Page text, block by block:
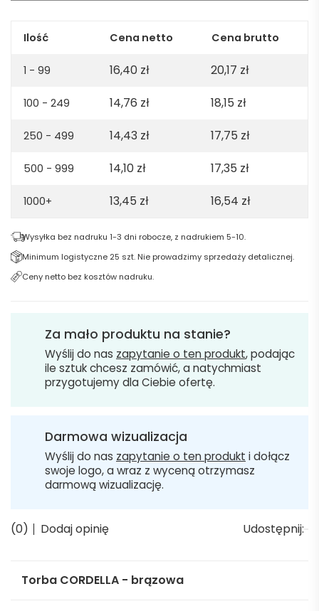
Ilość Cena netto Cena brutto
1 - 99 16,40 zł 20,17 zł
100 - 249 14,76 zł 18,15 zł
250 - 499 14,43 zł 17,75 zł
500 - 999 14,10 zł 17,35 zł
1000+ 13,45 zł 16,54 zł
Wysyłka bez nadruku 1-3 dni robocze, z nadrukiem 5-10.
Minimum logistyczne 25 szt. Nie prowadzimy sprzedaży detalicznej.
Ceny netto bez kosztów nadruku.
Za mało produktu na stanie?
Wyślij do nas zapytanie o ten produkt, podając
ile sztuk chcesz zamówić, a natychmiast
przygotujemy dla Ciebie ofertę.
Darmowa wizualizacja
Wyślij do nas zapytanie o ten produkt i dołącz
swoje logo, a wraz z wyceną otrzymasz
darmową wizualizację.
(0) Dodaj opinię Udostępnij:
Torba CORDELLA - brązowa